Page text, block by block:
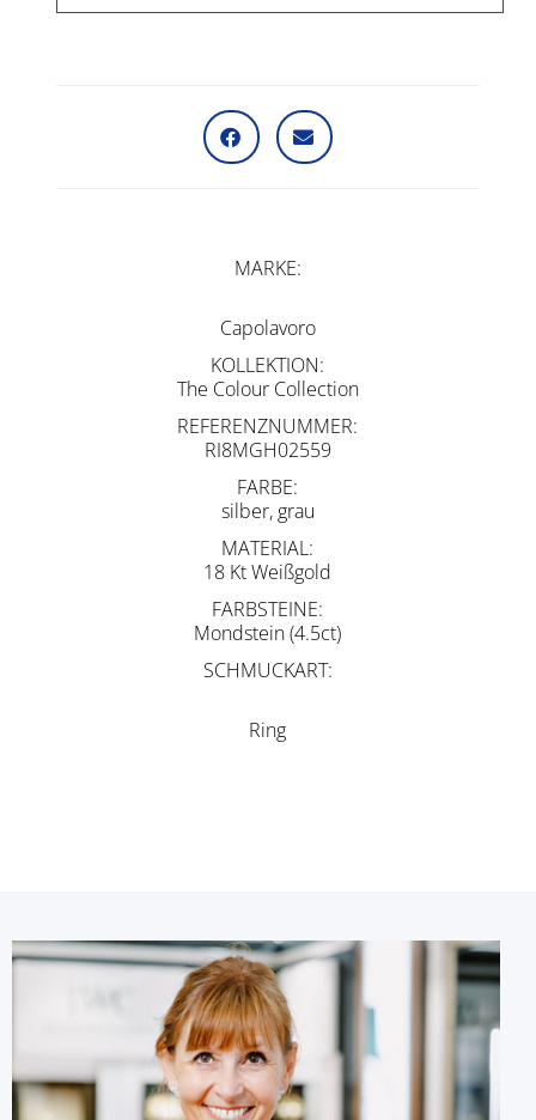
MARKE
Capolavoro
KOLLEKTION
The Colour Collection
REFERENZNUMMER
RI8MGH02559
FARBE
silber, grau
MATERIAL
18 Kt Weißgold
FARBSTEINE
Mondstein (4.5ct)
SCHMUCKART
Ring